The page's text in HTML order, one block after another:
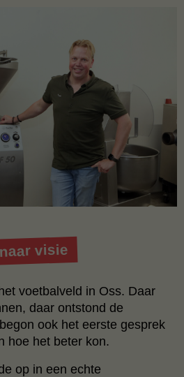
visie
voetbalveld in Oss. Daar
daar ontstond de
ook het eerste gesprek
hoe het beter kon.
op in een echte